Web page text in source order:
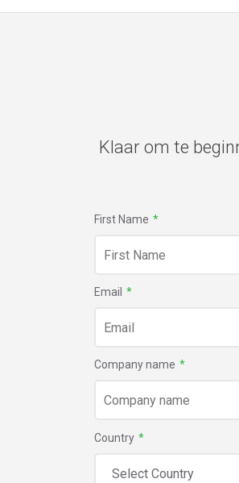
Klaar om te
First Name *
Email *
Company name *
Country *